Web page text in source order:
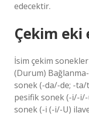
edecektir.
Çekim eki
İsim çekim
(Durum)
sonek (-da/-de; -
pesifik sonek (-i/-
sonek (-i (-i/-U)